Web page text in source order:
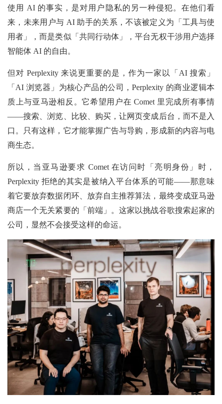
使用 AI 的事实，是对用户隐私的另一种侵犯。在他们看
来，未来用户与 AI 助手的关系，不该被定义为「工具与使
用者」，而是类似「共同行动体」，平台无权干涉用户选择
智能体 AI 的自由。
但对 Perplexity 来说更重要的是，作为一家以「AI 搜索」
「AI 浏览器」为核心产品的公司，Perplexity 的商业逻辑本
质上与亚马逊相反。它希望用户在 Comet 里完成所有事情
——搜索、浏览、比较、购买，让网页变成后台，而不是入
口。只有这样，它才能掌握广告与导购，形成新的内容与电
商生态。
所以，当亚马逊要求 Comet 在访问时「亮明身份」时，
Perplexity 拒绝的其实是被纳入平台体系的可能——那意味
着它要放弃数据闭环、放弃自主推荐算法，最终变成亚马逊
商店一个无关紧要的「前端」。这家以挑战谷歌搜索起家的
公司，显然不会接受这样的命运。